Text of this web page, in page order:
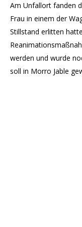
Am Unfallort fanden
Frau in einem der
Stillstand erlitten
werden und wurde
soll in Morro Jable